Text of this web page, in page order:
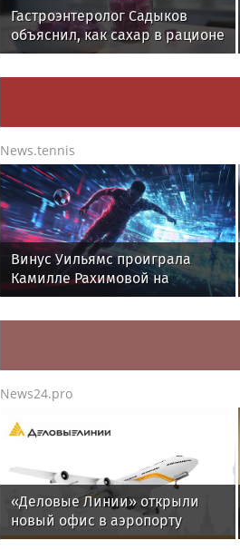
Гастроэнтеролог Садыков
объяснил, как сахар в рационе
ускоряет изнашивание тканей
News.tennis
Винус Уильямс проиграла
Камилле Рахимовой на
турнире WTA 1000
News24.pro
«Деловые Линии» открыли
новый офис в аэропорту
Благовещенска